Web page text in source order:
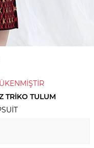
TRIKO TULUM